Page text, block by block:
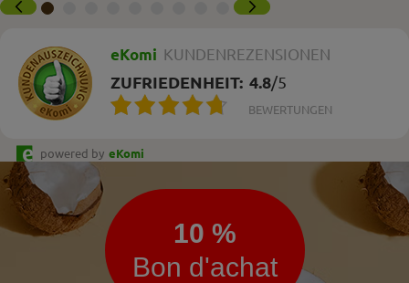
eKomi KUNDENREZENSIONEN
ZUFRIEDENHEIT: 4.8/5
BEWERTUNGEN
powered by eKomi
Lettre
d’information
10 %
Bon d'achat